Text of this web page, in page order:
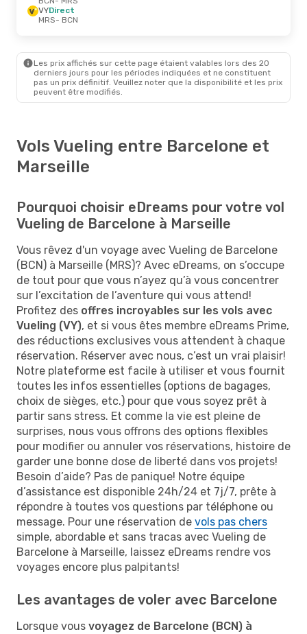
VYDirect
MRS- BCN
Les prix affichés sur cette page étaient valables lors des 20
derniers jours pour les périodes indiquées et ne constituent
pas un prix définitif. Veuillez noter que la disponibilité et les prix
peuvent être modifiés.
Vols Vueling entre Barcelone et
Marseille
Pourquoi choisir eDreams pour votre vol
Vueling de Barcelone à Marseille
Vous rêvez d'un voyage avec Vueling de Barcelone
(BCN) à Marseille (MRS)? Avec eDreams, on s’occupe
de tout pour que vous n’ayez qu’à vous concentrer
sur l’excitation de l’aventure qui vous attend!
Profitez des offres incroyables sur les vols avec
Vueling (VY), et si vous êtes membre eDreams Prime,
des réductions exclusives vous attendent à chaque
réservation. Réserver avec nous, c’est un vrai plaisir!
Notre plateforme est facile à utiliser et vous fournit
toutes les infos essentielles (options de bagages,
choix de sièges, etc.) pour que vous soyez prêt à
partir sans stress. Et comme la vie est pleine de
surprises, nous vous offrons des options flexibles
pour modifier ou annuler vos réservations, histoire de
garder une bonne dose de liberté dans vos projets!
Besoin d’aide? Pas de panique! Notre équipe
d’assistance est disponible 24h/24 et 7j/7, prête à
répondre à toutes vos questions par téléphone ou
message. Pour une réservation de vols pas chers
simple, abordable et sans tracas avec Vueling de
Barcelone à Marseille, laissez eDreams rendre vos
voyages encore plus palpitants!
Les avantages de voler avec Barcelone
Lorsque vous voyagez de Barcelone (BCN) à